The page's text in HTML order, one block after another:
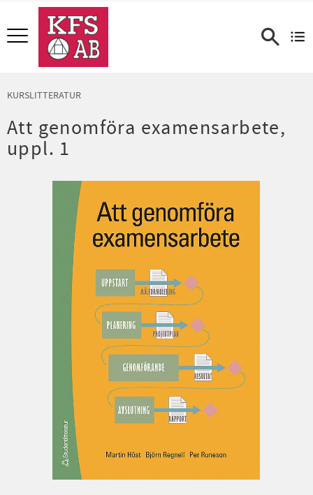
Meny
KURSLITTERATUR
Att genomföra examensarbete,
uppl. 1